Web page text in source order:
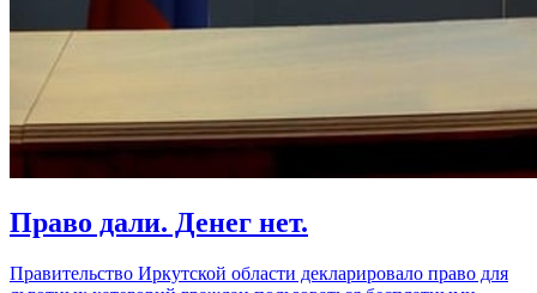
Право дали. Денег нет.
Правительство Иркутской области декларировало право для